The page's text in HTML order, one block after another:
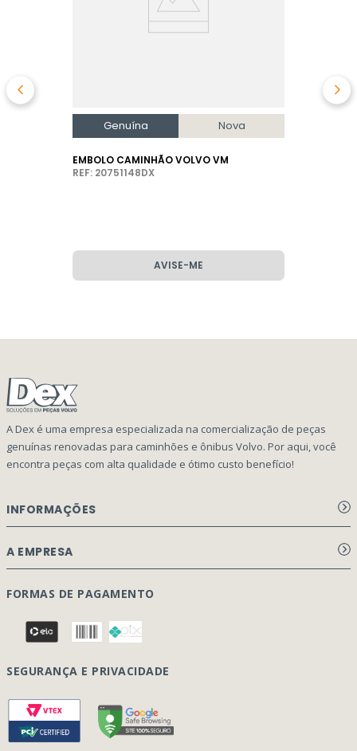
Genuína Nova
EMBOLO CAMINHÃO VOLVO VM
REF: 20751148DX
AVISE-ME
A Dex é uma empresa especializada na comercialização de peças
genuínas renovadas para caminhões e ônibus Volvo. Por aqui, você
encontra peças com alta qualidade e ótimo custo benefício!
INFORMAÇÕES
Aviso de privacidade Dex Peças
Perguntas Frequentes
Formulário Garantia/Devolução
Rastreamento de pedidos
Vendas: (41) 3317-7470
A EMPRESA
Página Principal
Quem Somos
Contato
Blog
FORMAS DE PAGAMENTO
SEGURANÇA E PRIVACIDADE